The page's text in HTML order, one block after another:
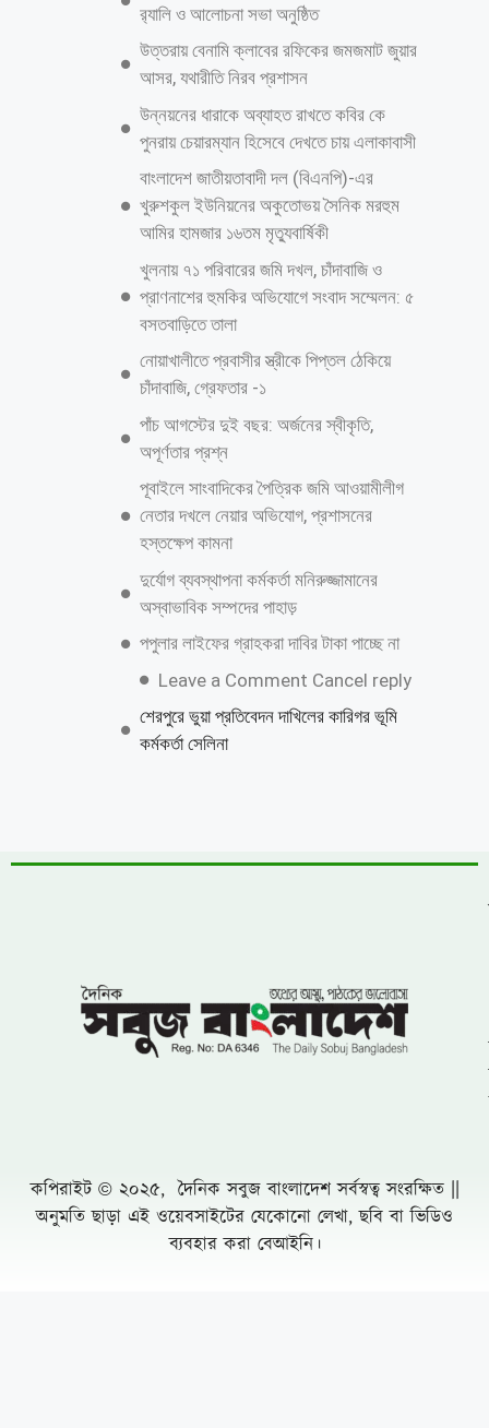
র‍্যালি ও আলোচনা সভা অনুষ্ঠিত
উত্তরায় বেনামি ক্লাবের রফিকের জমজমাট জুয়ার
আসর, যথারীতি নিরব প্রশাসন
উন্নয়নের ধারাকে অব্যাহত রাখতে কবির কে
পুনরায় চেয়ারম্যান হিসেবে দেখতে চায় এলাকাবাসী
বাংলাদেশ জাতীয়তাবাদী দল (বিএনপি)-এর
খুরুশকুল ইউনিয়নের অকুতোভয় সৈনিক মরহুম
আমির হামজার ১৬তম মৃত্যুবার্ষিকী
খুলনায় ৭১ পরিবারের জমি দখল, চাঁদাবাজি ও
প্রাণনাশের হুমকির অভিযোগে সংবাদ সম্মেলন: ৫
বসতবাড়িতে তালা
নোয়াখালীতে প্রবাসীর স্ত্রীকে পিপ্তল ঠেকিয়ে
চাঁদাবাজি, গ্রেফতার -১
পাঁচ আগস্টের দুই বছর: অর্জনের স্বীকৃতি,
অপূর্ণতার প্রশ্ন
পূবাইলে সাংবাদিকের পৈত্রিক জমি আওয়ামীলীগ
নেতার দখলে নেয়ার অভিযোগ, প্রশাসনের
হস্তক্ষেপ কামনা
দুর্যোগ ব্যবস্থাপনা কর্মকর্তা মনিরুজ্জামানের
অস্বাভাবিক সম্পদের পাহাড়
পপুলার লাইফের গ্রাহকরা দাবির টাকা পাচ্ছে না
Leave a Comment Cancel reply
শেরপুরে ভুয়া প্রতিবেদন দাখিলের কারিগর ভূমি
কর্মকর্তা সেলিনা
কপিরাইট © ২০২৫, দৈনিক সবুজ বাংলাদেশ সর্বস্বত্ব সংরক্ষিত ||
অনুমতি ছাড়া এই ওয়েবসাইটের যেকোনো লেখা, ছবি বা ভিডিও
ব্যবহার করা বেআইনি।